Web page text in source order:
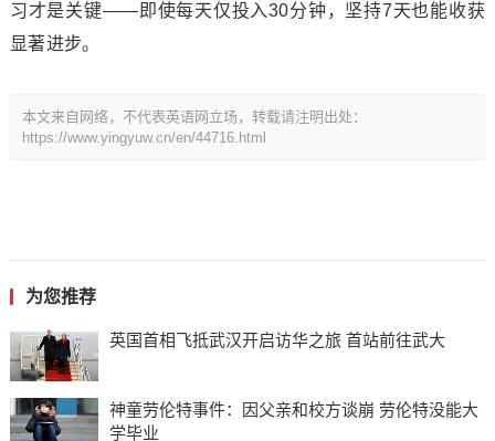
习才是关键——即使每天仅投入30分钟，坚持7天也能收获
显著进步。
本文来自网络，不代表英语网立场，转载请注明出处：
https://www.yingyuw.cn/en/44716.html
为您推荐
英国首相飞抵武汉开启访华之旅 首站前往武大
神童劳伦特事件：因父亲和校方谈崩 劳伦特没能大
学毕业